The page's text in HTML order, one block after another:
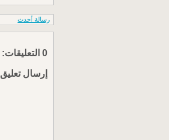
رسالة أحدث
0 التعليقات:
إرسال تعليق